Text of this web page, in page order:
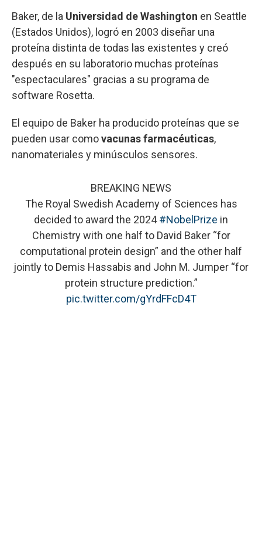
Baker, de la Universidad de Washington en Seattle
(Estados Unidos), logró en 2003 diseñar una
proteína distinta de todas las existentes y creó
después en su laboratorio muchas proteínas
"espectaculares" gracias a su programa de
software Rosetta.
El equipo de Baker ha producido proteínas que se
pueden usar comovacunas farmacéuticas,
nanomateriales y minúsculos sensores.
BREAKING NEWS
The Royal Swedish Academy of Sciences has
decided to award the 2024#NobelPrize in
Chemistry with one half to David Baker “for
computational protein design” and the other half
jointly to Demis Hassabis and John M. Jumper “for
protein structure prediction.”
pic.twitter.com/gYrdFFcD4T